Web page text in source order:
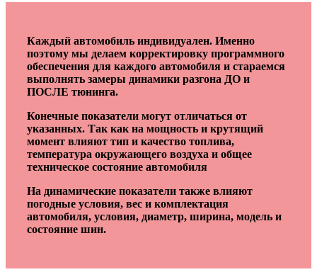
Каждый автомобиль индивидуален. Именно
поэтому мы делаем корректировку программного
обеспечения для каждого автомобиля и стараемся
выполнять замеры динамики разгона ДО и
ПОСЛЕ тюнинга.
Конечные показатели могут отличаться от
указанных. Так как на мощность и крутящий
момент влияют тип и качество топлива,
температура окружающего воздуха и общее
техническое состояние автомобиля
На динамические показатели также влияют
погодные условия, вес и комплектация
автомобиля, условия, диаметр, ширина, модель и
состояние шин.